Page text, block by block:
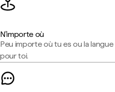
N'importe où
Peu importe où tu es ou la
pour toi.